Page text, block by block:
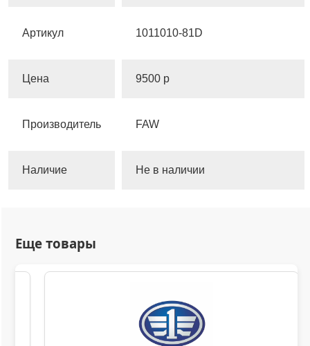
Артикул 1011010-81D
Цена 9500 р
Производитель FAW
Наличие Не в наличии